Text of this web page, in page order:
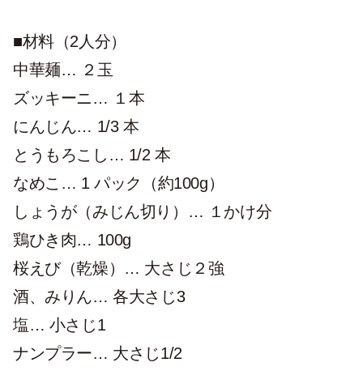
■材料（2人分）
中華麺… ２玉
ズッキーニ… １本
にんじん… 1/3 本
とうもろこし… 1/2 本
なめこ… 1 パック（約100g）
しょうが（みじん切り）… １かけ分
鶏ひき肉… 100g
桜えび（乾燥）… 大さじ２強
酒、みりん… 各大さじ3
塩… 小さじ1
ナンプラー… 大さじ1/2